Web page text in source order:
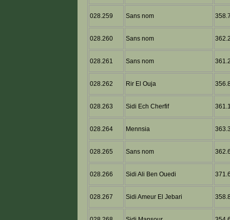
028.259 Sans nom
028.260 Sans nom
028.261 Sans nom
028.262 Rir El Ouja
028.263 Sidi Ech Cherfif
028.264 Mennsia
028.265 Sans nom
028.266 Sidi Ali Ben Ouedi
028.267 Sidi Ameur El Jebari